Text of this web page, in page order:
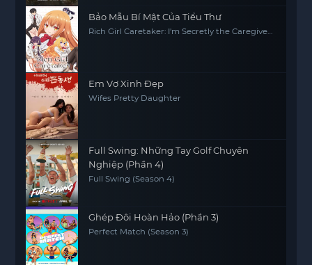
Bảo Mẫu Bí Mật Của Tiểu Thư
Rich Girl Caretaker: I'm Secretly the Caregiver
Em Vợ Xinh Đẹp
Wifes Pretty Daughter
Full Swing: Những Tay Golf Chuyên
Nghiệp (Phần 4)
Full Swing (Season 4)
Ghép Đôi Hoàn Hảo (Phần 3)
Perfect Match (Season 3)